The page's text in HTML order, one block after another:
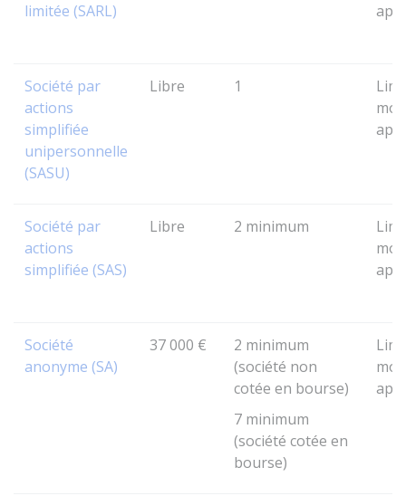
limitée (SARL)
Société par
actions
simplifiée
unipersonnelle
(SASU)
Libre 1
Société par
actions
simplifiée (SAS)
Libre 2 minimum
Société
anonyme (SA)
37 000 €
2 minimum
(société non
cotée en bourse)
7 minimum
(société cotée en
bourse)